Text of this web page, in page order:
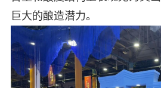
巨大的酿造潜力。